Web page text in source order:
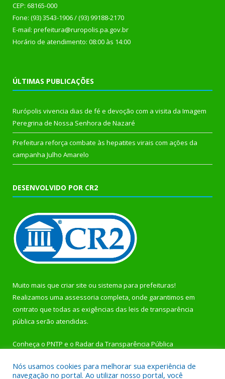
CEP: 68165-000
Fone: (93) 3543-1906 / (93) 99188-2170
E-mail: prefeitura@ruropolis.pa.gov.br
Horário de atendimento: 08:00 às 14:00
ÚLTIMAS PUBLICAÇÕES
Rurópolis vivencia dias de fé e devoção com a visita da Imagem
Peregrina de Nossa Senhora de Nazaré
Prefeitura reforça combate às hepatites virais com ações da
campanha Julho Amarelo
DESENVOLVIDO POR CR2
Muito mais que criar site ou sistema para prefeituras!
Realizamos uma assessoria completa, onde garantimos em
contrato que todas as exigências das leis de transparência
pública serão atendidas.
Conheça o PNTP e o Radar da Transparência Pública
Nós usamos cookies para melhorar sua experiência de
navegação no portal. Ao utilizar nosso portal, você